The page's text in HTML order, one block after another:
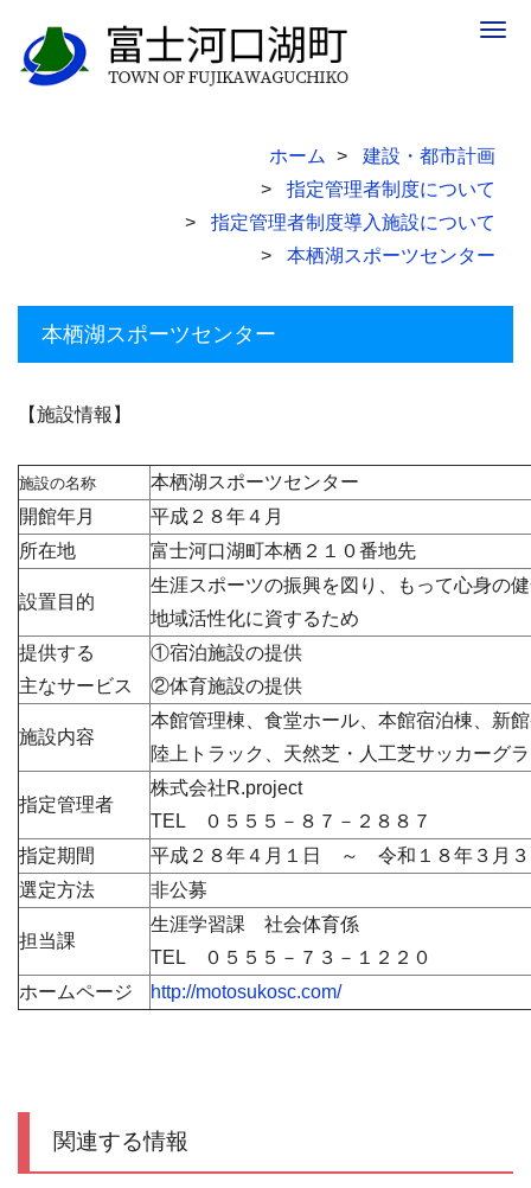
ホーム
建設・都市計画
指定管理者制度について
指定管理者制度導入施設について
本栖湖スポーツセンター
本栖湖スポーツセンター
【施設情報】
施設の名称
本栖湖スポーツセンター
開館年月
平成２８年４月
所在地
富士河口湖町本栖２１０番地先
設置目的
生涯スポーツの振興を図り、もって心身の
地域活性化に資するため
提供する
主なサービス
①宿泊施設の提供
②体育施設の提供
施設内容
本館管理棟、食堂ホール、本館宿泊棟、新
陸上トラック、天然芝・人工芝サッカーグ
指定管理者
株式会社R.project
TEL ０５５５－８７－２８８７
指定期間
平成２８年４月１日 ～ 令和１８年３月
選定方法
非公募
担当課
生涯学習課 社会体育係
TEL ０５５５－７３－１２２０
ホームページ
http://motosukosc.com/
関連する情報